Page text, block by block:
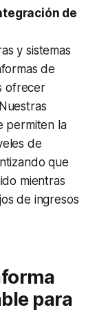
de
y sistemas
de
ofrecer
permiten la
de
que
mientras
de ingresos
para